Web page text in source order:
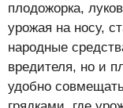
плодожорка,
урожая на носу,
народные
вредителя, но и
удобно